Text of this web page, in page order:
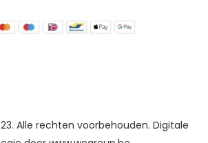
Alle rechten voorbehouden. Digitale